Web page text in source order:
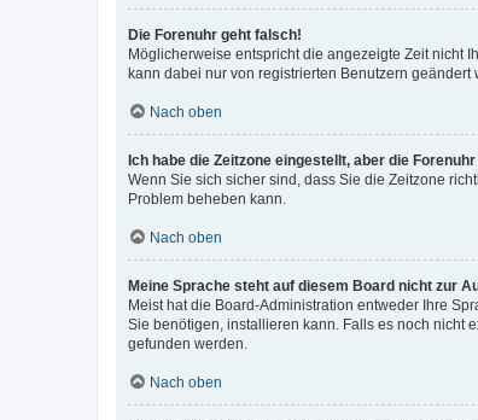
Die Forenuhr geht falsch!
Möglicherweise entspricht die angezeigte Zeit nicht
kann dabei nur von registrierten Benutzern geändert
Nach oben
Ich habe die Zeitzone eingestellt, aber die
Wenn Sie sich sicher sind, dass Sie die Zeitzone
Problem beheben kann.
Nach oben
Meine Sprache steht auf diesem Board nicht zur
Meist hat die Board-Administration entweder Ihre
Sie benötigen, installieren kann. Falls es noch nicht
gefunden werden.
Nach oben